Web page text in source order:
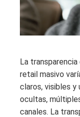
La
retail masivo
claros, visibles y
ocultas,
canales. La